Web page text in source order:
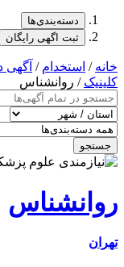
دسته‌بندی‌ها
ثبت اگهی رایگان
خانه/ استخدام/ آگهی
کلینیک/ روانشناس
جستجو
روانشناس
تهران